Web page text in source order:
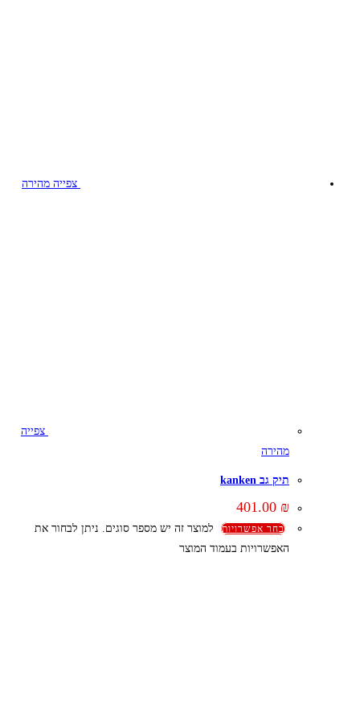
צפייה מהירה
צפייה
מהירה
תיק גב kanken
401.00 ₪
בחר אפשרויות
למוצר זה יש מספר סוגים. ניתן לבחור את
האפשרויות בעמוד המוצר